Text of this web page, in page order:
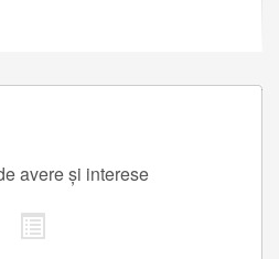
avere și interese